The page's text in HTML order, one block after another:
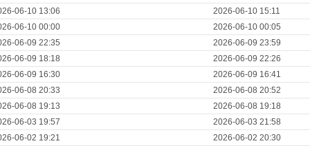
06-10 13:06
2026-06-10 15:11
06-10 00:00
2026-06-10 00:05
06-09 22:35
2026-06-09 23:59
06-09 18:18
2026-06-09 22:26
06-09 16:30
2026-06-09 16:41
06-08 20:33
2026-06-08 20:52
06-08 19:13
2026-06-08 19:18
06-03 19:57
2026-06-03 21:58
06-02 19:21
2026-06-02 20:30